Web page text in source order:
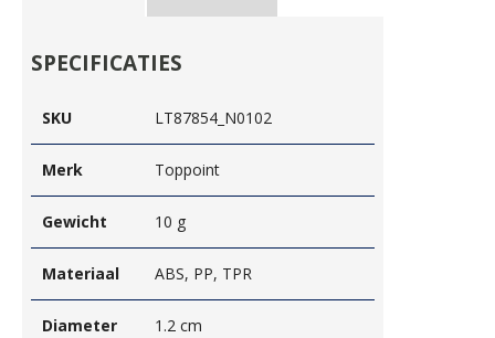
SPECIFICATIES
SKU LT87854_N0102
Merk Toppoint
Gewicht 10 g
Materiaal ABS, PP, TPR
Diameter 1.2 cm